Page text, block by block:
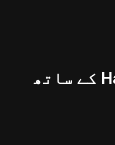
آپ KuCoin پر Hamster Kombat ( HMSTR ) کے ساتھ